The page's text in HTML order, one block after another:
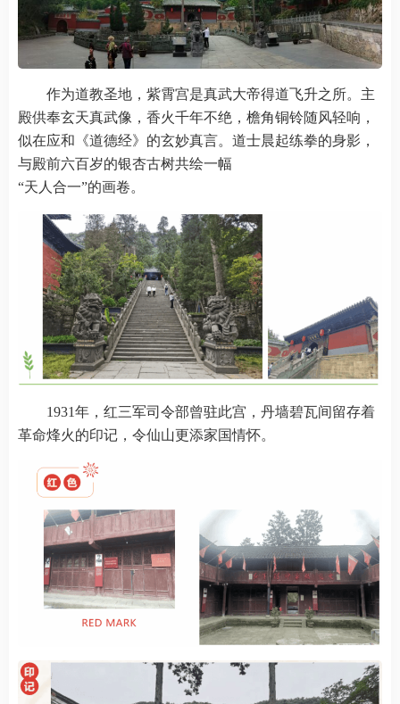
作为道教圣地，紫霄宫是真武大帝得道飞升之所。主
殿供奉玄天真武像，香火千年不绝，檐角铜铃随风轻响，
似在应和《道德经》的玄妙真言。道士晨起练拳的身影，
与殿前六百岁的银杏古树共绘一幅
“天人合一”的画卷。
1931年，红三军司令部曾驻此宫，丹墙碧瓦间留存着
革命烽火的印记，令仙山更添家国情怀。